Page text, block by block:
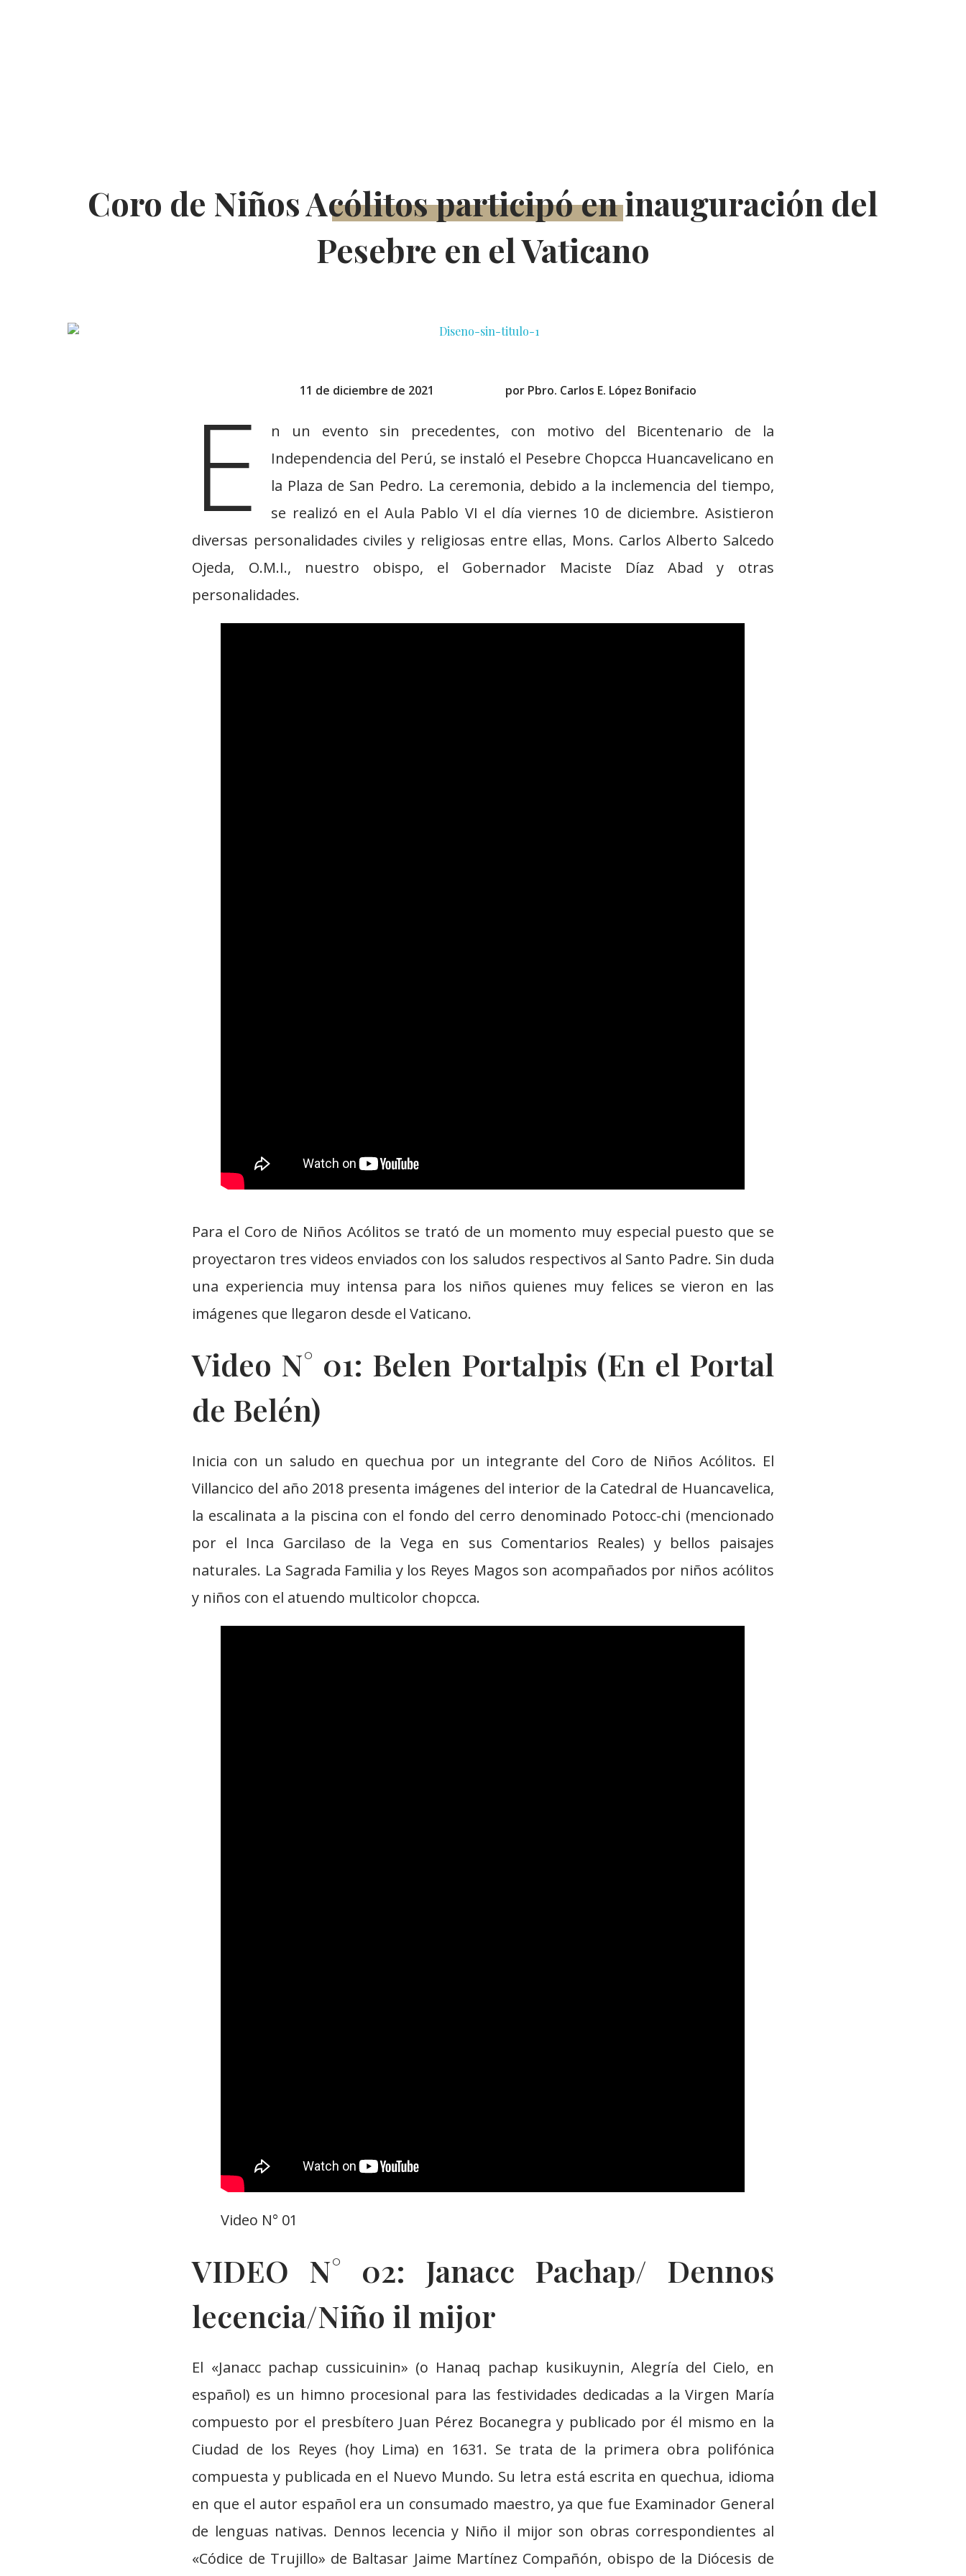
Coro de Niños Acólitos participó en inauguración del
Pesebre en el Vaticano
11 de diciembre de 2021 por Pbro. Carlos E. López Bonifacio
E
n un evento sin precedentes, con motivo del Bicentenario de la
Independencia del Perú, se instaló el Pesebre Chopcca Huancavelicano en
la Plaza de San Pedro. La ceremonia, debido a la inclemencia del tiempo,
se realizó en el Aula Pablo VI el día viernes 10 de diciembre. Asistieron
diversas personalidades civiles y religiosas entre ellas, Mons. Carlos Alberto Salcedo
Ojeda, O.M.I., nuestro obispo, el Gobernador Maciste Díaz Abad y otras
personalidades.
Para el Coro de Niños Acólitos se trató de un momento muy especial puesto que se
proyectaron tres videos enviados con los saludos respectivos al Santo Padre. Sin duda
una experiencia muy intensa para los niños quienes muy felices se vieron en las
imágenes que llegaron desde el Vaticano.
Video N° 01: Belen Portalpis (En el Portal
de Belén)
Inicia con un saludo en quechua por un integrante del Coro de Niños Acólitos. El
Villancico del año 2018 presenta imágenes del interior de la Catedral de Huancavelica,
la escalinata a la piscina con el fondo del cerro denominado Potocc-chi (mencionado
por el Inca Garcilaso de la Vega en sus Comentarios Reales) y bellos paisajes
naturales. La Sagrada Familia y los Reyes Magos son acompañados por niños acólitos
y niños con el atuendo multicolor chopcca.
Video N° 01
VIDEO N° 02: Janacc Pachap/ Dennos
lecencia/Niño il mijor
El «Janacc pachap cussicuinin» (o Hanaq pachap kusikuynin, Alegría del Cielo, en
español) es un himno procesional para las festividades dedicadas a la Virgen María
compuesto por el presbítero Juan Pérez Bocanegra y publicado por él mismo en la
Ciudad de los Reyes (hoy Lima) en 1631. Se trata de la primera obra polifónica
compuesta y publicada en el Nuevo Mundo. Su letra está escrita en quechua, idioma
en que el autor español era un consumado maestro, ya que fue Examinador General
de lenguas nativas. Dennos lecencia y Niño il mijor son obras correspondientes al
«Códice de Trujillo» de Baltasar Jaime Martínez Compañón, obispo de la Diócesis de